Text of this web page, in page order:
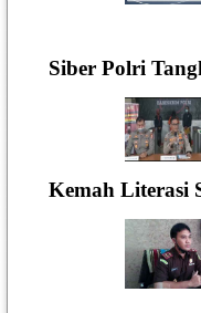
Siber Polri
Kemah Literasi